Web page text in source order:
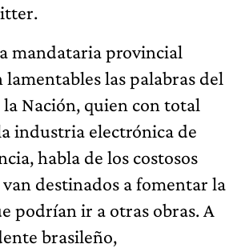
mandataria provincial
lamentables las palabras del
la Nación, quien con total
industria electrónica de
habla de los costosos
destinados a fomentar la
podrían ir a otras obras. A
brasileño,